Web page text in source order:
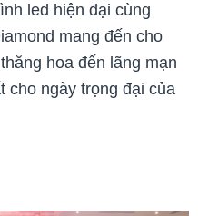
led hiện đại cùng
mang đến cho
hoa đến lãng mạn
cho ngày trọng đại của